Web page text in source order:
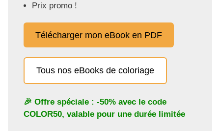
Prix promo !
Télécharger mon eBook en PDF
Tous nos eBooks de coloriage
🎉 Offre spéciale : -50% avec le code
COLOR50, valable pour une durée limitée